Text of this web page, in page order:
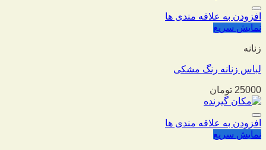
افزودن به علاقه مندی ها
نمایش سریع
زنانه
لباس زنانه رنگ مشکی
25000 تومان
افزودن به علاقه مندی ها
نمایش سریع